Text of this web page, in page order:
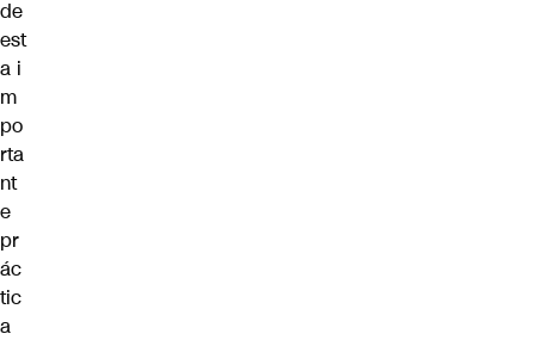
de
est
a i
m
po
rta
nt
e
pr
ác
tic
a